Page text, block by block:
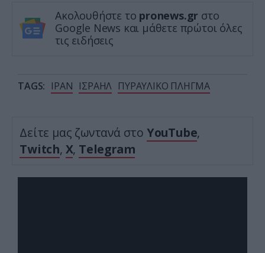
Ακολουθήστε το pronews.gr στο
Google News και μάθετε πρώτοι όλες
τις ειδήσεις
TAGS: ΙΡΑΝ ΙΣΡΑΗΛ ΠΥΡΑΥΛΙΚΟ ΠΛΗΓΜΑ
Δείτε μας ζωντανά στο YouTube,
Twitch, X, Telegram